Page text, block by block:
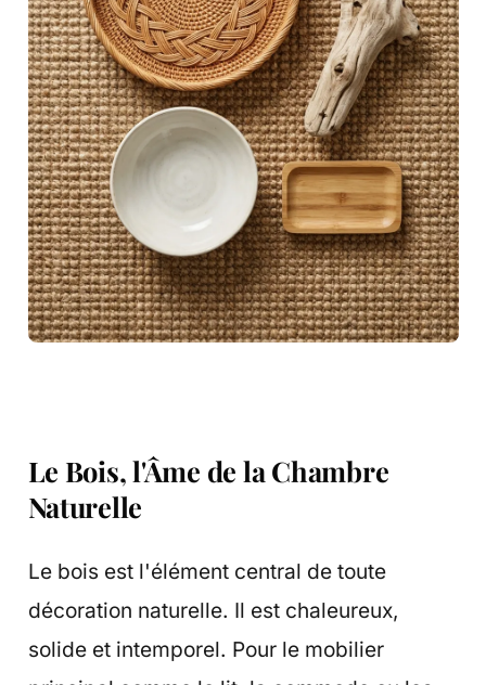
Le Bois, l'Âme de la Chambre
Naturelle
Le bois est l'élément central de toute
décoration naturelle. Il est chaleureux,
solide et intemporel. Pour le mobilier